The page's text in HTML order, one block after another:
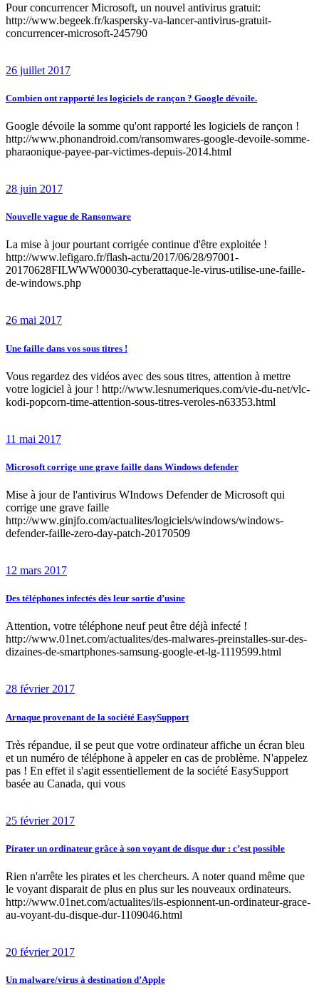
Pour concurrencer Microsoft, un nouvel antivirus gratuit:
http://www.begeek.fr/kaspersky-va-lancer-antivirus-gratuit-
concurrencer-microsoft-245790
26 juillet 2017
Combien ont rapporté les logiciels de rançon ? Google dévoile.
Google dévoile la somme qu'ont rapporté les logiciels de rançon !
http://www.phonandroid.com/ransomwares-google-devoile-somme-
pharaonique-payee-par-victimes-depuis-2014.html
28 juin 2017
Nouvelle vague de Ransonware
La mise à jour pourtant corrigée continue d'être exploitée !
http://www.lefigaro.fr/flash-actu/2017/06/28/97001-
20170628FILWWW00030-cyberattaque-le-virus-utilise-une-faille-
de-windows.php
26 mai 2017
Une faille dans vos sous titres !
Vous regardez des vidéos avec des sous titres, attention à mettre
votre logiciel à jour ! http://www.lesnumeriques.com/vie-du-net/vlc-
kodi-popcorn-time-attention-sous-titres-veroles-n63353.html
11 mai 2017
Microsoft corrige une grave faille dans Windows defender
Mise à jour de l'antivirus WIndows Defender de Microsoft qui
corrige une grave faille
http://www.ginjfo.com/actualites/logiciels/windows/windows-
defender-faille-zero-day-patch-20170509
12 mars 2017
Des téléphones infectés dès leur sortie d’usine
Attention, votre téléphone neuf peut être déjà infecté !
http://www.01net.com/actualites/des-malwares-preinstalles-sur-des-
dizaines-de-smartphones-samsung-google-et-lg-1119599.html
28 février 2017
Arnaque provenant de la société EasySupport
Très répandue, il se peut que votre ordinateur affiche un écran bleu
et un numéro de téléphone à appeler en cas de problème. N'appelez
pas ! En effet il s'agit essentiellement de la société EasySupport
basée au Canada, qui vous
25 février 2017
Pirater un ordinateur grâce à son voyant de disque dur : c’est possible
Rien n'arrête les pirates et les chercheurs. A noter quand même que
le voyant disparait de plus en plus sur les nouveaux ordinateurs.
http://www.01net.com/actualites/ils-espionnent-un-ordinateur-grace-
au-voyant-du-disque-dur-1109046.html
20 février 2017
Un malware/virus à destination d’Apple